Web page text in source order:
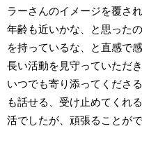
ラーさんのイメージを覆さ
年齢も近いかな、と思った
を持っているな、と直感で感
長い活動を見守っていただ
いつでも寄り添ってくださ
も話せる、受け止めてくれ
活でしたが、頑張ることがで